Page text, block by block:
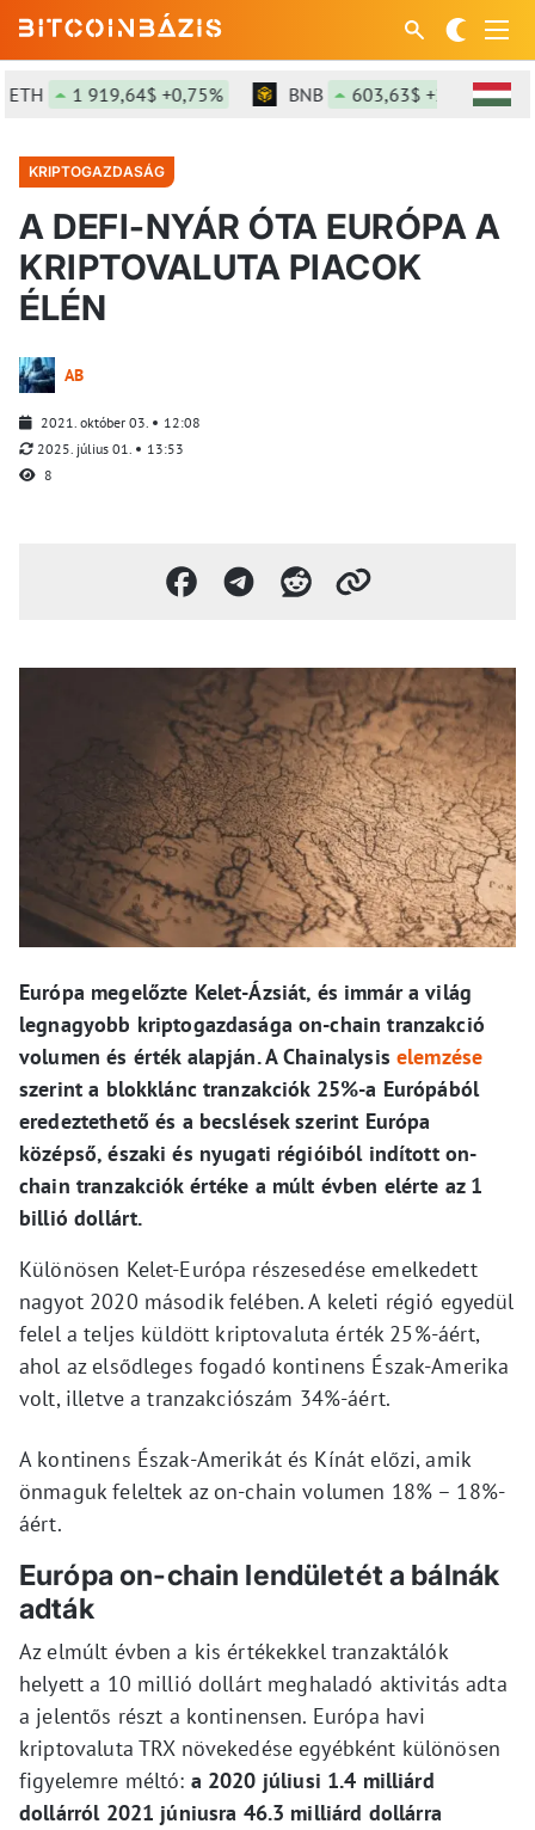
1 919,64$ +0,75% BNB 603,63$ +2,18%
KRIPTOGAZDASÁG
A DEFI-NYÁR ÓTA EURÓPA A
KRIPTOVALUTA PIACOK
ÉLÉN
AB
2021. október 03.
12:08
2025. július 01.
13:53
8
Európa megelőzte Kelet-Ázsiát, és immár a világ
legnagyobb kriptogazdasága on-chain tranzakció
volumen és érték alapján. A Chainalysis elemzése
szerint a blokklánc tranzakciók 25%-a Európából
eredeztethető és a becslések szerint Európa
középső, északi és nyugati régióiból indított on-
chain tranzakciók értéke a múlt évben elérte az 1
billió dollárt.
Különösen Kelet-Európa részesedése emelkedett
nagyot 2020 második felében. A keleti régió egyedül
felel a teljes küldött kriptovaluta érték 25%-áért,
ahol az elsődleges fogadó kontinens Észak-Amerika
volt, illetve a tranzakciószám 34%-áért.
A kontinens Észak-Amerikát és Kínát előzi, amik
önmaguk feleltek az on-chain volumen 18% – 18%-
áért.
Európa on-chain lendületét a bálnák
adták
Az elmúlt évben a kis értékekkel tranzaktálók
helyett a 10 millió dollárt meghaladó aktivitás adta
a jelentős részt a kontinensen. Európa havi
kriptovaluta TRX növekedése egyébként különösen
figyelemre méltó: a 2020 júliusi 1.4 milliárd
dollárról 2021 júniusra 46.3 milliárd dollárra